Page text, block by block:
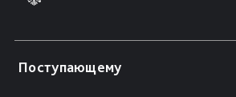
Поступающему